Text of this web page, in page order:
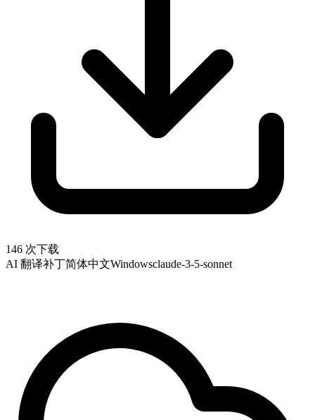
146 次下载
AI 翻译补丁简体中文Windowsclaude-3-5-sonnet